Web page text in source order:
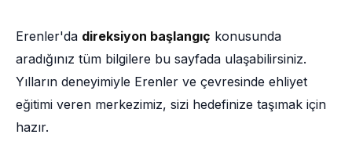
Erenler'da direksiyon başlangıç konusunda
aradığınız tüm bilgilere bu sayfada ulaşabilirsiniz.
Yılların deneyimiyle Erenler ve çevresinde ehliyet
eğitimi veren merkezimiz, sizi hedefinize taşımak için
hazır.